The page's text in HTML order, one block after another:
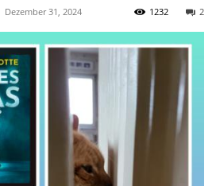
Dezember 31, 2024 2
1232